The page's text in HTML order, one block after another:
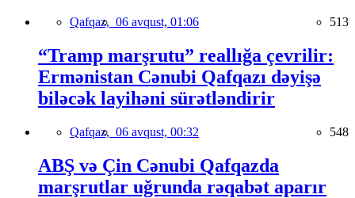
Qafqaz, 06 avqust, 01:06 513
“Tramp marşrutu” reallığa çevrilir:
Ermənistan Cənubi Qafqazı dəyişə
biləcək layihəni sürətləndirir
Qafqaz, 06 avqust, 00:32 548
ABŞ və Çin Cənubi Qafqazda
marşrutlar uğrunda rəqabət aparır